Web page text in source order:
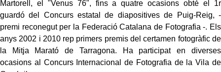
Martorell, el "Venus 76", fins a quatre ocasions obté el 1r
guardó del Concurs estatal de diapositives de Puig-Reig, -
premi reconegut per la Federació Catalana de Fotografia -. Els
anys 2002 i 2010 rep primers premis del certamen fotogràfic de
la Mitja Marató de Tarragona. Ha participat en diverses
ocasions al Concurs Internacional de Fotografia de la Vila de